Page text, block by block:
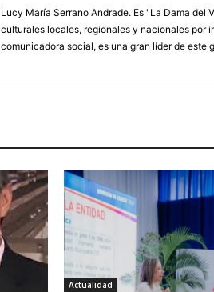
Lucy María Serrano Andrade. Es "La Dama del
culturales locales, regionales y nacionales por
comunicadora social, es una gran líder de este
Actualidad